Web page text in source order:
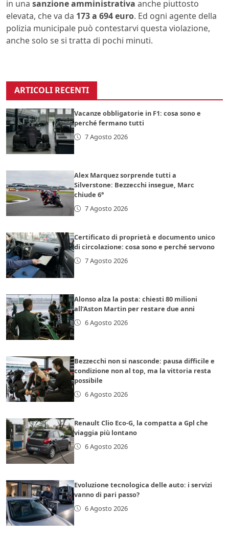
in una sanzione amministrativa anche piuttosto
elevata, che va da 173 a 694 euro. Ed ogni agente della
polizia municipale può contestarvi questa violazione,
anche solo se si tratta di pochi minuti.
ARTICOLI RECENTI
Vacanze obbligatorie in F1: cosa sono e
perché fermano tutti
7 Agosto 2026
Alex Marquez sorprende tutti a
Silverstone: Bezzecchi insegue, Marc
chiude 6°
7 Agosto 2026
Certificato di proprietà e documento unico
di circolazione: cosa sono e perché servono
7 Agosto 2026
Alonso alza la posta: chiesti 80 milioni
all’Aston Martin per restare due anni
6 Agosto 2026
Bezzecchi non si nasconde: pausa difficile e
condizione non al top, ma la vittoria resta
possibile
6 Agosto 2026
Renault Clio Eco-G, la compatta a Gpl che
viaggia più lontano
6 Agosto 2026
Evoluzione tecnologica delle auto: i servizi
vanno di pari passo?
6 Agosto 2026